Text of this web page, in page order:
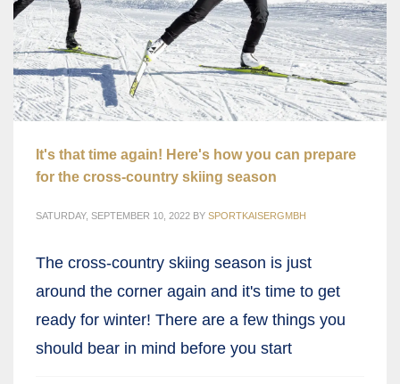
It's that time again! Here's how you can prepare
for the cross-country skiing season
SATURDAY, SEPTEMBER 10, 2022 BY SPORTKAISERGMBH
The cross-country skiing season is just
around the corner again and it's time to get
ready for winter! There are a few things you
should bear in mind before you start